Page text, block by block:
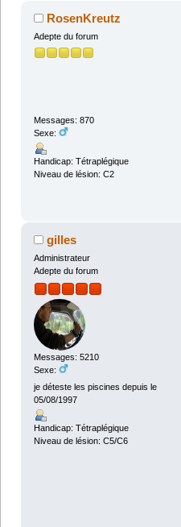
RosenKreutz
Adepte du forum
Messages: 870
Sexe:
Handicap: Tétraplégique
Niveau de lésion: C2
gilles
Administrateur
Adepte du forum
Messages: 5210
Sexe:
je déteste les piscines depuis le
05/08/1997
Handicap: Tétraplégique
Niveau de lésion: C5/C6